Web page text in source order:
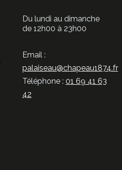
Du lundi au dimanche
de 12h00 à 23h00
Email :
palaiseau@chapeau1874.fr
Téléphone : 01 69 41 63
42